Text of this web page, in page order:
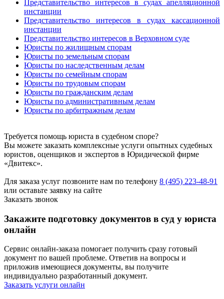
Представительство интересов в судах апелляционной
инстанции
Представительство интересов в судах кассационной
инстанции
Представительство интересов в Верховном суде
Юристы по жилищным спорам
Юристы по земельным спорам
Юристы по наследственным делам
Юристы по семейным спорам
Юристы по трудовым спорам
Юристы по гражданским делам
Юристы по административным делам
Юристы по арбитражным делам
Требуется помощь юриста в судебном споре?
Вы можете заказать комплексные услуги опытных судебных
юристов, оценщиков и экспертов в Юридической фирме
«Двитекс».
Для заказа услуг позвоните нам по телефону 8 (495) 223-48-91
или оставьте заявку на сайте
Заказать звонок
Закажите подготовку документов в суд у юриста
онлайн
Сервис онлайн-заказа помогает получить сразу готовый
документ по вашей проблеме. Ответив на вопросы и
приложив имеющиеся документы, вы получите
индивидуально разработанный документ.
Заказать услуги онлайн